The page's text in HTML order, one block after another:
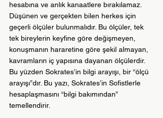
hesabına ve anlık kanaatlere bırakılamaz.
Düşünen ve gerçekten bilen herkes için
geçerli ölçüler bulunmalıdır. Bu ölçüler, tek
tek bireylerin keyfine göre değişmeyen,
konuşmanın hararetine göre şekil almayan,
kavramların iç yapısına dayanan ölçülerdir.
Bu yüzden Sokrates’in bilgi arayışı, bir “ölçü
arayışı”dır. Bu yazı, Sokrates’in Sofistlerle
hesaplaşmasını “bilgi bakımından”
temellendirir.